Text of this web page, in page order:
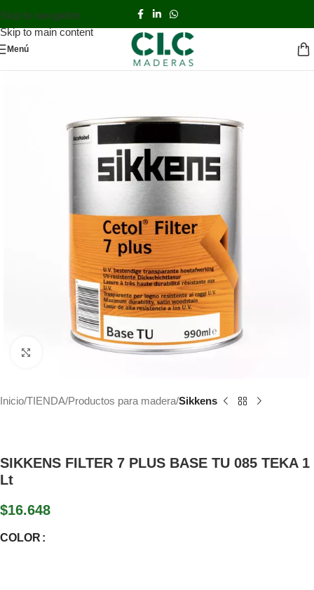
Skip to navigation
Skip to main content
Menú
Haga Click para agrandar
Inicio TIENDA Productos para madera Sikkens
SIKKENS FILTER 7 PLUS BASE TU 085 TEKA 1
Lt
$16.648
COLOR